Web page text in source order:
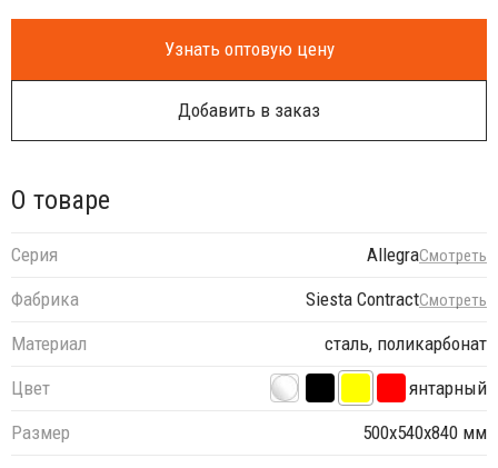
Узнать оптовую цену
Добавить в заказ
О товаре
Серия AllegraСмотреть
Фабрика Siesta ContractСмотреть
Материал
сталь, поликарбонат
Цвет
янтарный
Размер
500х540х840 мм